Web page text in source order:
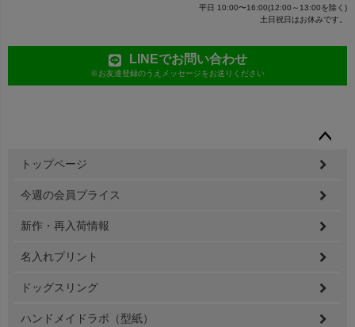
平日 10:00〜16:00(12:00～13:00を除く)
土日祝日はお休みです。
LINEでお問い合わせ
※お友達登録のうえメッセージをお送りください
ペー
ップ
トップページ
今週の会員プライス
新作・再入荷情報
名入れプリント
ドッグスリング
ハンドメイドラボ（型紙）